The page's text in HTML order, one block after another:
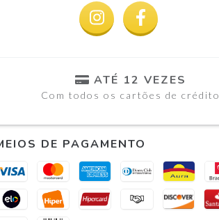
ATÉ 12 VEZES
Com todos os cartões de crédito
DE PAGAMENTO